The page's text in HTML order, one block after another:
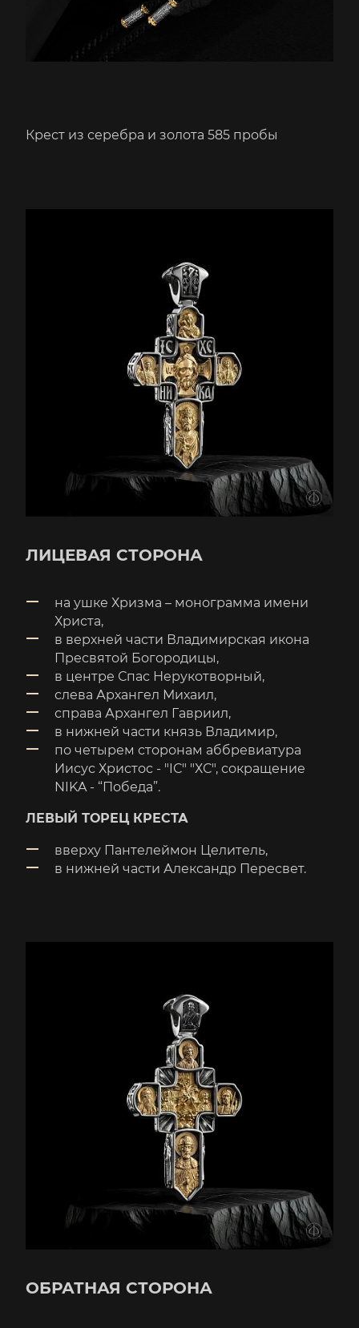
Крест из серебра и золота 585 пробы
ЛИЦЕВАЯ СТОРОНА
на ушке Хризма – монограмма имени
Христа,
в верхней части Владимирская икона
Пресвятой Богородицы,
в центре Спас Нерукотворный,
слева Архангел Михаил,
справа Архангел Гавриил,
в нижней части князь Владимир,
по четырем сторонам аббревиатура
Иисус Христос - "IС" "ХС", сокращение
NIKA - “Победа”.
ЛЕВЫЙ ТОРЕЦ КРЕСТА
вверху Пантелеймон Целитель,
в нижней части Александр Пересвет.
ОБРАТНАЯ СТОРОНА